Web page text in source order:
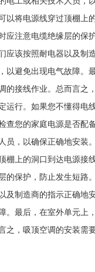
将电源线穿过顶棚上
注意电缆绝缘层的保
该按照耐电器以及制
避免出现电气故障。
接线作业。总而言之
行。如果您不懂得电
您的家庭电源是否配
，以确保正确地安装
上的洞口到达电源接
保护，防止发生短路
制造商的指示正确地
最后，在室外单元上
，吸顶空调的安装需